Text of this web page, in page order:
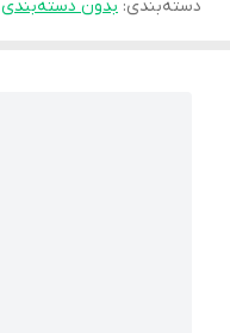
دسته‌بندی: بدون دسته‌بندی